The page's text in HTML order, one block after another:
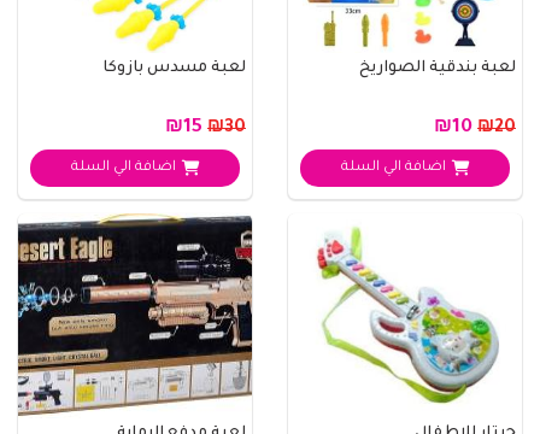
لعبة بندقية الصواريخ
₪20
اضافة الي السلة
لعبة مسدس بازوكا
₪30
اضافة الي السلة